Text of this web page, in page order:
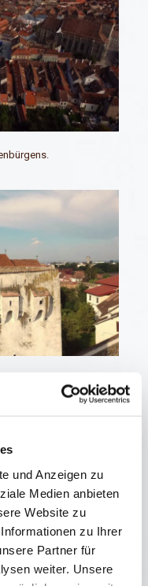
und Anzeigen zu
Medien anbieten
Website zu
zu Ihrer
Partner für
weiter. Unsere